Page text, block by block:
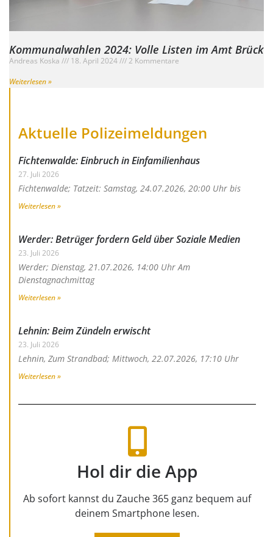
Kommunalwahlen 2024: Volle Listen im Amt Brück
Andreas Koska 18. April 2024
2 Kommentare
Weiterlesen »
Aktuelle Polizeimeldungen
Fichtenwalde: Einbruch in Einfamilienhaus
27. Juli 2026
Fichtenwalde; Tatzeit: Samstag, 24.07.2026, 20:00 Uhr bis
Weiterlesen »
Werder: Betrüger fordern Geld über Soziale Medien
23. Juli 2026
Werder; Dienstag, 21.07.2026, 14:00 Uhr Am
Dienstagnachmittag
Weiterlesen »
Lehnin: Beim Zündeln erwischt
23. Juli 2026
Lehnin, Zum Strandbad; Mittwoch, 22.07.2026, 17:10 Uhr
Weiterlesen »
Hol dir die App
Ab sofort kannst du Zauche 365 ganz bequem auf
deinem Smartphone lesen.